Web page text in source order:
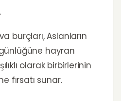
burçları, Aslanların
hayran
olarak birbirlerinin
fırsatı sunar.